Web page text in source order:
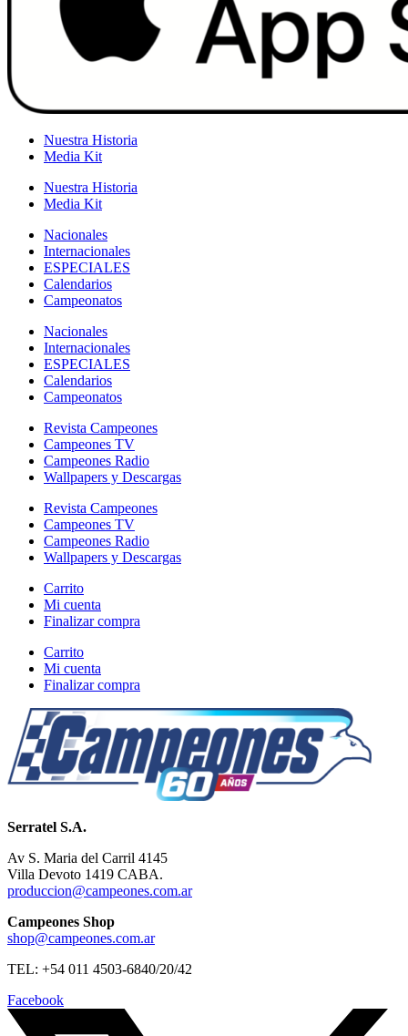
Nuestra Historia
Media Kit
Nuestra Historia
Media Kit
Nacionales
Internacionales
ESPECIALES
Calendarios
Campeonatos
Nacionales
Internacionales
ESPECIALES
Calendarios
Campeonatos
Revista Campeones
Campeones TV
Campeones Radio
Wallpapers y Descargas
Revista Campeones
Campeones TV
Campeones Radio
Wallpapers y Descargas
Carrito
Mi cuenta
Finalizar compra
Carrito
Mi cuenta
Finalizar compra
Serratel S.A.
Av S. Maria del Carril 4145
Villa Devoto 1419 CABA.
produccion@campeones.com.ar
Campeones Shop
shop@campeones.com.ar
TEL: +54 011 4503-6840/20/42
Facebook